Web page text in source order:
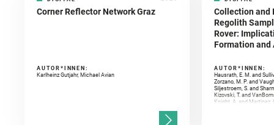
Corner Reflector Network Graz
AUTOR*INNEN:
Karlheinz Gutjahr, Michael Avian
Collection and
Regolith
Rover:
Formation
AUTOR*INNEN:
Hausrath, E. M. and
Zorzano, M. P. and
Siljestroem, S. and
Kizovski, T. and
Knight, A. and Martinez,